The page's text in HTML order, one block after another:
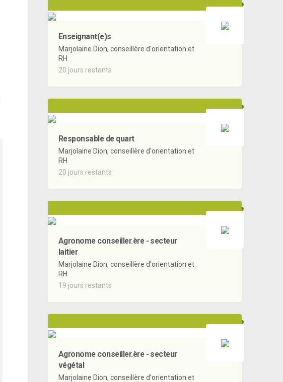
Enseignant(e)s
Marjolaine Dion, conseillère d'orientation et
RH
20 jours restants
Responsable de quart
Marjolaine Dion, conseillère d'orientation et
RH
20 jours restants
Agronome conseiller.ère - secteur
laitier
Marjolaine Dion, conseillère d'orientation et
RH
19 jours restants
Agronome conseiller.ère - secteur
végétal
Marjolaine Dion, conseillère d'orientation et